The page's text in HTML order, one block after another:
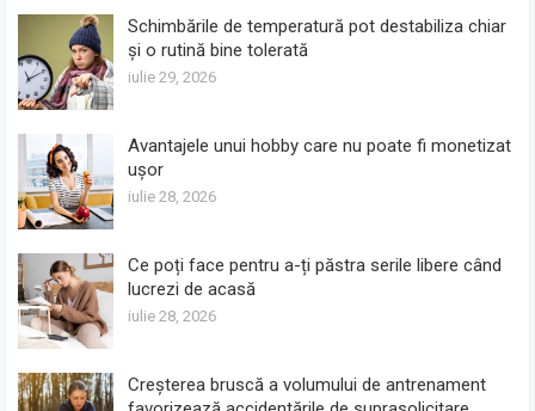
Schimbările de temperatură pot destabiliza chiar
și o rutină bine tolerată
iulie 29, 2026
Avantajele unui hobby care nu poate fi monetizat
ușor
iulie 28, 2026
Ce poți face pentru a-ți păstra serile libere când
lucrezi de acasă
iulie 28, 2026
Creșterea bruscă a volumului de antrenament